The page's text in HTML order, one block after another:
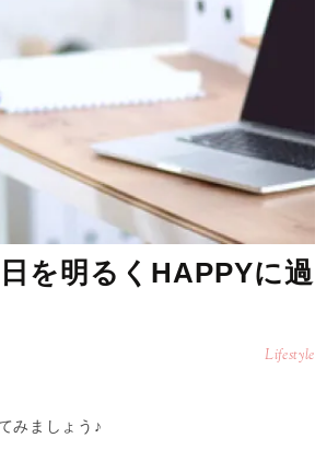
を明るくHAPPYに過
Lifestyle
みましょう♪